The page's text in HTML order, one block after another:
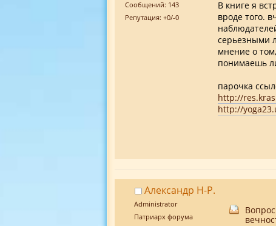
Сообщений: 143
Репутация: +0/-0
В книге я
вроде того.
серьезными
мнение о
понимаешь
парочка
http://
http://
Александр Н-Р.
Administrator
Патриарх форума